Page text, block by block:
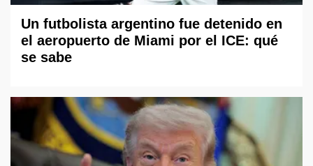
Un futbolista argentino fue detenido en
el aeropuerto de Miami por el ICE: qué
se sabe